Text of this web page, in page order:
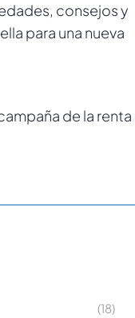
consejos y
para una nueva
de la renta
(18)